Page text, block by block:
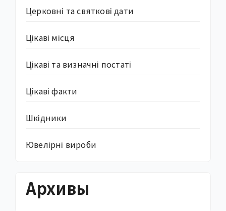
Церковні та святкові дати
Цікаві місця
Цікаві та визначні постаті
Цікаві факти
Шкідники
Ювелірні вироби
Архивы